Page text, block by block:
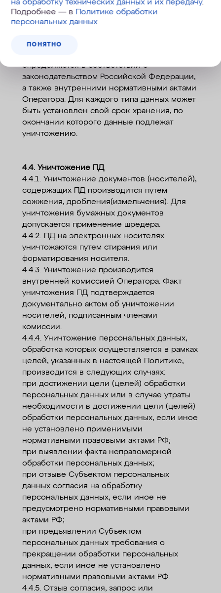
не дольше, чем этого требуют цели их
обработки, и они подлежат уничтожению по
утраты необходимости в их достижении.
определяются в соответствии с
законодательством Российской Федерации,
а также внутренними нормативными актами
Оператора. Для каждого типа данных может
быть установлен свой срок хранения, по
окончании которого данные подлежат
уничтожению.
4.4. Уничтожение ПД
4.4.1. Уничтожение документов (носителей),
содержащих ПД производится путем
сожжения, дробления(измельчения). Для
уничтожения бумажных документов
допускается применение шредера.
4.4.2. ПД на электронных носителях
уничтожаются путем стирания или
форматирования носителя.
4.4.3. Уничтожение производится
внутренней комиссией Оператора. Факт
уничтожения ПД подтверждается
документально актом об уничтожении
носителей, подписанным членами
комиссии.
4.4.4. Уничтожение персональных данных,
обработка которых осуществляется в рамках
целей, указанных в настоящей Политике,
производится в следующих случаях:
при достижении цели (целей) обработки
персональных данных или в случае утраты
необходимости в достижении цели (целей)
обработки персональных данных, если иное
не установлено применимыми
нормативными правовыми актами РФ;
при выявлении факта неправомерной
обработки персональных данных;
при отзыве Субъектом персональных
данных согласия на обработку
персональных данных, если иное не
предусмотрено нормативными правовыми
актами РФ;
при предъявлении Субъектом
персональных данных требования о
прекращении обработки персональных
данных, если иное не установлено
нормативными правовыми актами РФ.
4.4.5. Отзыв согласия, запрос или
на обработку технических данных и их передачу.
Подробнее — в Политике обработки
персональных данных
ПОНЯТНО